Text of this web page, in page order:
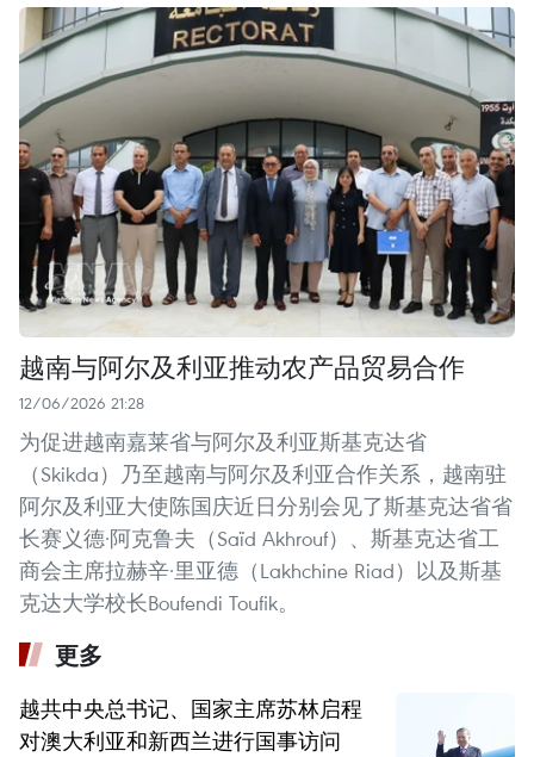
越南与阿尔及利亚推动农产品贸易合作
12/06/2026 21:28
为促进越南嘉莱省与阿尔及利亚斯基克达省
（Skikda）乃至越南与阿尔及利亚合作关系，越南驻
阿尔及利亚大使陈国庆近日分别会见了斯基克达省省
长赛义德·阿克鲁夫（Saïd Akhrouf）、斯基克达省工
商会主席拉赫辛·里亚德（Lakhchine Riad）以及斯基
克达大学校长Boufendi Toufik。
更多
越共中央总书记、国家主席苏林启程
对澳大利亚和新西兰进行国事访问